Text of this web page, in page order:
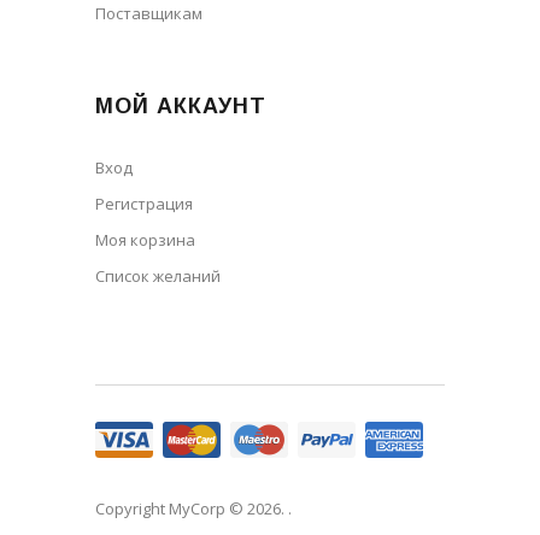
Поставщикам
МОЙ АККАУНТ
Вход
Регистрация
Моя корзина
Cписок желаний
Copyright MyCorp © 2026. .